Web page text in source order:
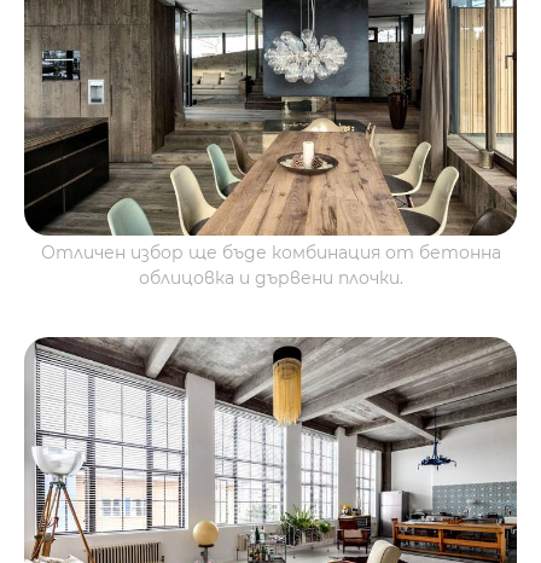
Отличен избор ще бъде комбинация от бетонна
облицовка и дървени плочки.